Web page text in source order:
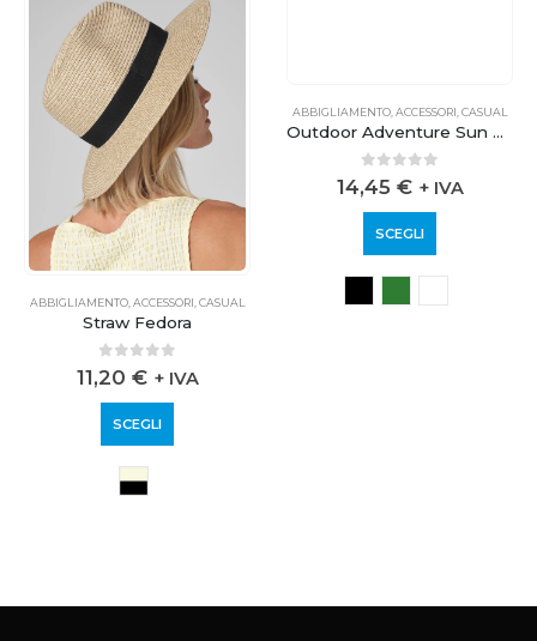
ABBIGLIAMENTO, ACCESSORI CASUAL
Straw Fedora
0out of 5
11,20 € + IVA
SCEGLI
ABBIGLIAMENTO,ACCESSORI